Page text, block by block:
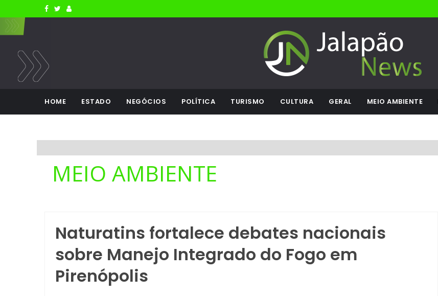
HOME ESTADO NEGÓCIOS POLÍTICA TURISMO CULTURA GERAL MEIO AMBIENTE
MEIO AMBIENTE
Naturatins fortalece debates nacionais
sobre Manejo Integrado do Fogo em
Pirenópolis